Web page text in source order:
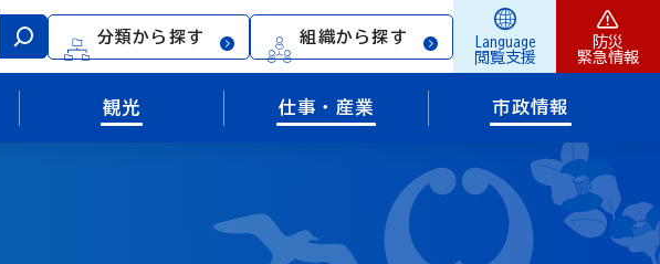
検索
分類から探す 組織から探す
Language
閲覧支援
防災
緊急情報
観光 仕事・産業 市政情報